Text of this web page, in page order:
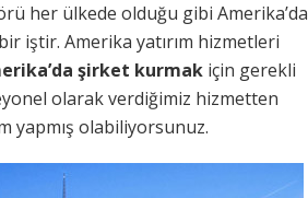
her ülkede olduğu gibi Amerika’da
iştir. Amerika yatırım hizmetleri
şirket kurmak için gerekli
olarak verdiğimiz hizmetten
yapmış olabiliyorsunuz.